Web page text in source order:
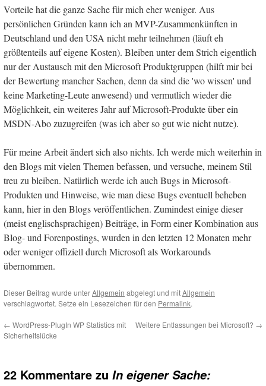
Vorteile hat die ganze Sache für mich eher weniger. Aus
persönlichen Gründen kann ich an MVP-Zusammenkünften in
Deutschland und den USA nicht mehr teilnehmen (läuft eh
größtenteils auf eigene Kosten). Bleiben unter dem Strich eigentlich
nur der Austausch mit den Microsoft Produktgruppen (hilft mir bei
der Bewertung mancher Sachen, denn da sind die 'wo wissen' und
keine Marketing-Leute anwesend) und vermutlich wieder die
Möglichkeit, ein weiteres Jahr auf Microsoft-Produkte über ein
MSDN-Abo zuzugreifen (was ich aber so gut wie nicht nutze).
Für meine Arbeit ändert sich also nichts. Ich werde mich weiterhin in
den Blogs mit vielen Themen befassen, und versuche, meinem Stil
treu zu bleiben. Natürlich werde ich auch Bugs in Microsoft-
Produkten und Hinweise, wie man diese Bugs eventuell beheben
kann, hier in den Blogs veröffentlichen. Zumindest einige dieser
(meist englischsprachigen) Beiträge, in Form einer Kombination aus
Blog- und Forenpostings, wurden in den letzten 12 Monaten mehr
oder weniger offiziell durch Microsoft als Workarounds
übernommen.
Dieser Beitrag wurde unterAllgemein abgelegt und mitAllgemein
verschlagwortet. Setze ein Lesezeichen für den Permalink.
← WordPress-PlugIn WP Statistics mit
Sicherheitslücke
Weitere Entlassungen bei Microsoft? →
22 Kommentare zu In eigener Sache: